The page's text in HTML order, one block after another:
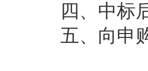
四、中标
五、向申